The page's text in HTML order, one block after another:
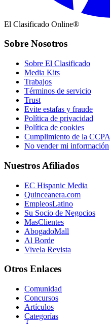
El Clasificado Online®
Sobre Nosotros
Sobre El Clasificado
Media Kits
Trabajos
Términos de servicio
Trust
Evite estafas y fraude
Política de privacidad
Política de cookies
Cumplimiento de la CCPA
No vender mi información
Nuestros Afiliados
EC Hispanic Media
Quinceanera.com
EmpleosLatino
Su Socio de Negocios
MasClientes
AbogadoMall
Al Borde
Vivela Revista
Otros Enlaces
Comunidad
Concursos
Artículos
Categorías